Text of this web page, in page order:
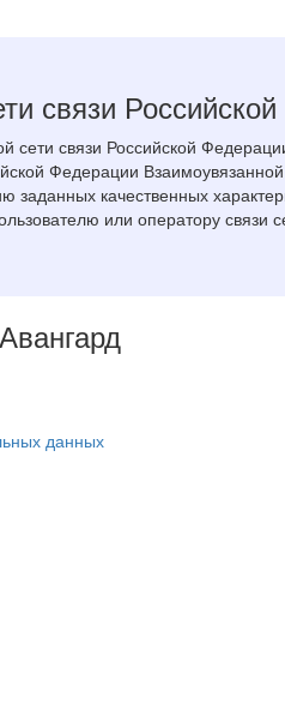
связи
сети связи Российской
Федерации
качественных
или оператору
данных